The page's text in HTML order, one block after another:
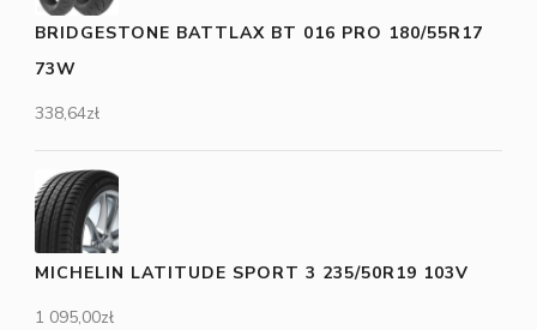
BRIDGESTONE BATTLAX BT 016 PRO 180/55R17
73W
338,64zł
MICHELIN LATITUDE SPORT 3 235/50R19 103V
1 095,00zł